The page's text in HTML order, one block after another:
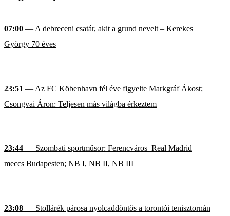
07:00 — A debreceni csatár, akit a grund nevelt – Kerekes
György 70 éves
23:51 — Az FC Köbenhavn fél éve figyelte Markgráf Ákost;
Csongvai Áron: Teljesen más világba érkeztem
23:44 — Szombati sportműsor: Ferencváros–Real Madrid
meccs Budapesten; NB I, NB II, NB III
23:08 — Stollárék párosa nyolcaddöntős a torontói tenisztornán